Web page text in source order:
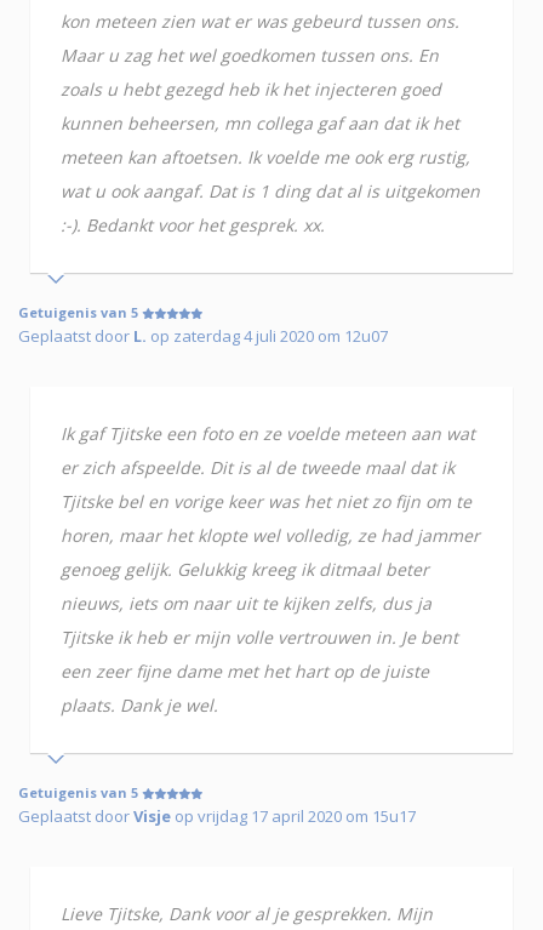
kon meteen zien wat er was gebeurd tussen ons.
Maar u zag het wel goedkomen tussen ons. En
zoals u hebt gezegd heb ik het injecteren goed
kunnen beheersen, mn collega gaf aan dat ik het
meteen kan aftoetsen. Ik voelde me ook erg rustig,
wat u ook aangaf. Dat is 1 ding dat al is uitgekomen
:-). Bedankt voor het gesprek. xx.
Getuigenis van 5
Geplaatst door L. op zaterdag 4 juli 2020 om 12u07
Ik gaf Tjitske een foto en ze voelde meteen aan wat
er zich afspeelde. Dit is al de tweede maal dat ik
Tjitske bel en vorige keer was het niet zo fijn om te
horen, maar het klopte wel volledig, ze had jammer
genoeg gelijk. Gelukkig kreeg ik ditmaal beter
nieuws, iets om naar uit te kijken zelfs, dus ja
Tjitske ik heb er mijn volle vertrouwen in. Je bent
een zeer fijne dame met het hart op de juiste
plaats. Dank je wel.
Getuigenis van 5
Geplaatst doorVisje op vrijdag 17 april 2020 om 15u17
Lieve Tjitske, Dank voor al je gesprekken. Mijn